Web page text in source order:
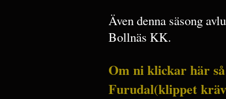
Även denna säsong
Bollnäs KK.
Om ni klickar här
Furudal(klippet